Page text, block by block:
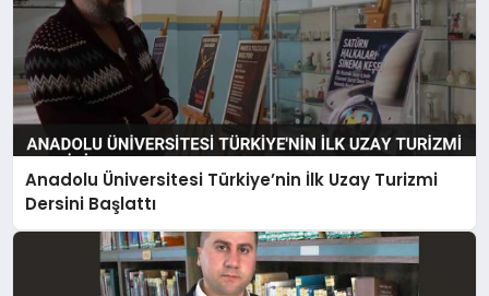
Anadolu Üniversitesi Türkiye’nin İlk Uzay Turizmi
Dersini Başlattı